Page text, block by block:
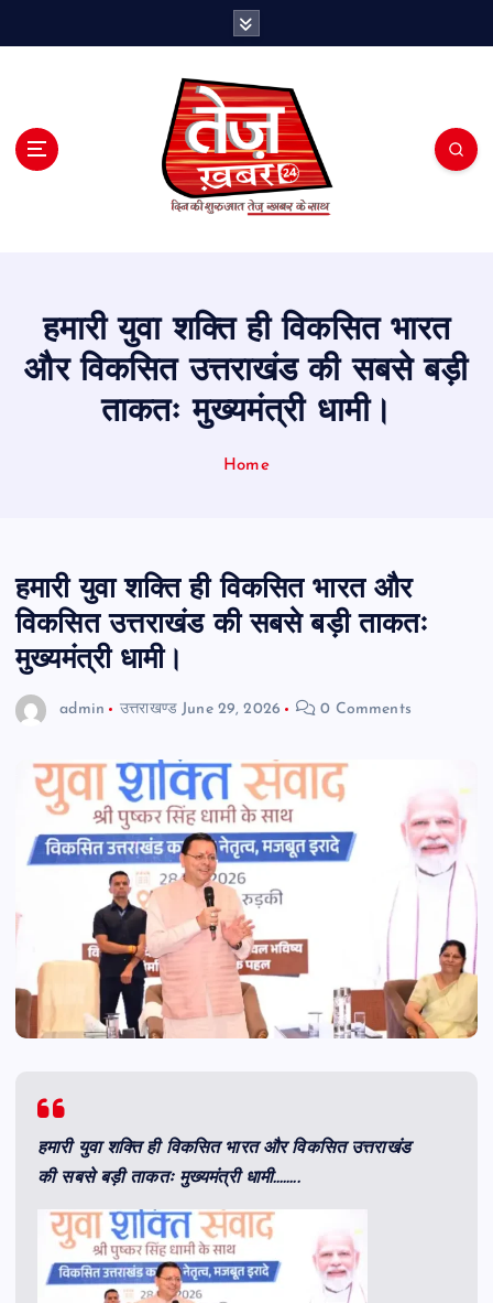
हमारी युवा शक्ति ही विकसित भारत
और विकसित उत्तराखंड की सबसे बड़ी
ताकतः मुख्यमंत्री धामी।
Home
हमारी युवा शक्ति ही विकसित भारत और
विकसित उत्तराखंड की सबसे बड़ी ताकतः
मुख्यमंत्री धामी।
admin उत्तराखण्ड June 29, 2026 0 Comments
हमारी युवा शक्ति ही विकसित भारत और विकसित उत्तराखंड
की सबसे बड़ी ताकतः मुख्यमंत्री धामी……..